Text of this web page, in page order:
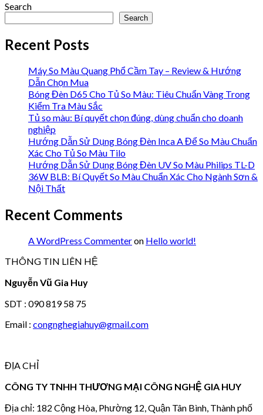
Search
Search
Recent Posts
Máy So Màu Quang Phổ Cầm Tay – Review & Hướng
Dẫn Chọn Mua
Bóng Đèn D65 Cho Tủ So Màu: Tiêu Chuẩn Vàng Trong
Kiểm Tra Màu Sắc
Tủ so màu: Bí quyết chọn đúng, dùng chuẩn cho doanh
nghiệp
Hướng Dẫn Sử Dụng Bóng Đèn Inca A Để So Màu Chuẩn
Xác Cho Tủ So Màu Tilo
Hướng Dẫn Sử Dụng Bóng Đèn UV So Màu Philips TL-D
36W BLB: Bí Quyết So Màu Chuẩn Xác Cho Ngành Sơn &
Nội Thất
Recent Comments
A WordPress Commenteron Hello world!
THÔNG TIN LIÊN HỆ
Nguyễn Vũ Gia Huy
SDT : 090 819 58 75
Email : congnghegiahuy@gmail.com
ĐỊA CHỈ
CÔNG TY TNHH THƯƠNG MẠI CÔNG NGHỆ GIA HUY
Địa chỉ: 182 Cộng Hòa, Phường 12, Quận Tân Bình, Thành phố